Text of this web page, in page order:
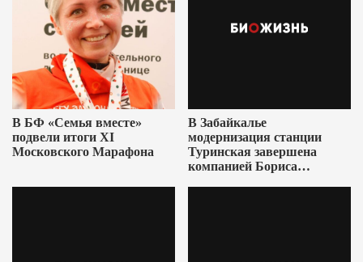
В БФ «Семья вместе»
подвели итоги XI
Московского Марафона
В Забайкалье
модернизация станции
Туринская завершена
компанией Бориса